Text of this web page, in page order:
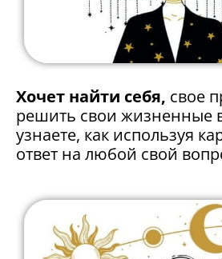
Хочет найти себя, свое
решить свои жизненные
узнаете, как используя
ответ на любой свой